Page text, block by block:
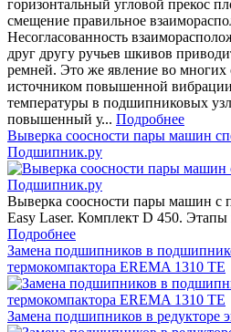
горизонтальный угловой прекос
смещение правильное
Несогласованность
друг другу ручьев шкивов
ремней. Это же явление во многих
источником повышенной
температуры в подшипниковых
повышенный у... Подробнее
Выверка соосности пары машин
Подшипник.ру
Выверка соосности пары машин с
Easy Laser. Комплект D 450. Этапы
Подробнее
Замена подшипников в
термокомпактора EREMA 1310 TE
Замена подшипников в редукторе